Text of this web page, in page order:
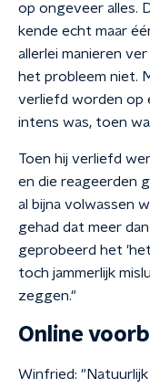
op ongeveer alles.
kende echt maar
allerlei manieren
het probleem niet.
verliefd worden op
intens was, toen
Toen hij verliefd
en die reageerden
al bijna volwassen
gehad dat meer
geprobeerd het
toch jammerlijk
zeggen."
Online
Winfried: